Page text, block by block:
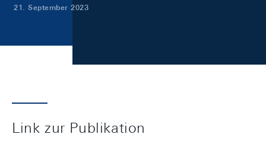
21. September 2023
Link zur Publikation